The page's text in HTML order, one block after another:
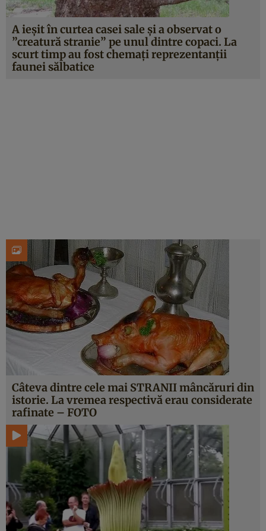
A ieşit în curtea casei sale şi a observat o
”creatură stranie” pe unul dintre copaci. La
scurt timp au fost chemaţi reprezentanţii
faunei sălbatice
Câteva dintre cele mai STRANII mâncăruri din
istorie. La vremea respectivă erau considerate
rafinate – FOTO